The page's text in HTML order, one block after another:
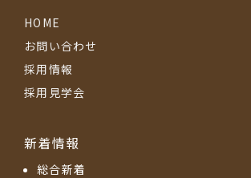
HOME
お問い合わせ
採用情報
採用見学会
新着情報
総合新着